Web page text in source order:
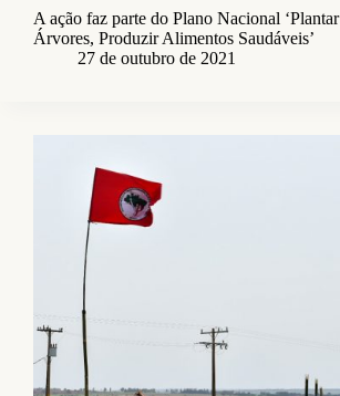
A ação faz parte do Plano Nacional ‘Plantar
Árvores, Produzir Alimentos Saudáveis’
27 de outubro de 2021